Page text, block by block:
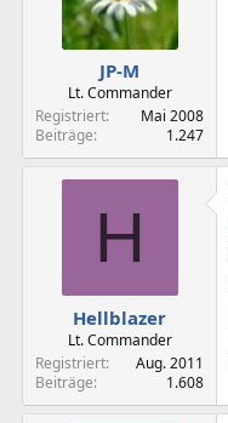
JP-M
Lt. Commander
Registriert
Mai 2008
Beiträge
1.247
H
Hellblazer
Lt. Commander
Registriert
Aug. 2011
Beiträge
1.608